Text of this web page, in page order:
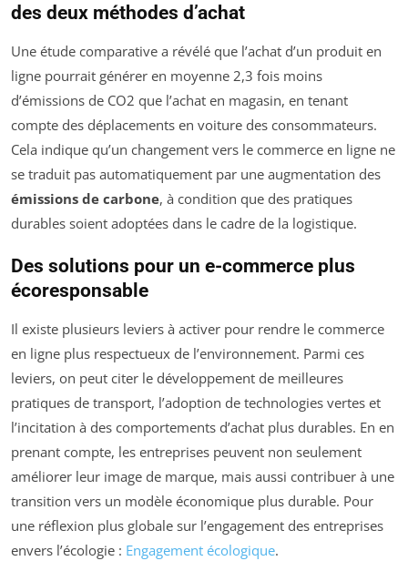
des deux méthodes d’achat
Une étude comparative a révélé que l’achat d’un produit en
ligne pourrait générer en moyenne 2,3 fois moins
d’émissions de CO2 que l’achat en magasin, en tenant
compte des déplacements en voiture des consommateurs.
Cela indique qu’un changement vers le commerce en ligne ne
se traduit pas automatiquement par une augmentation des
émissions de carbone, à condition que des pratiques
durables soient adoptées dans le cadre de la logistique.
Des solutions pour un e-commerce plus
écoresponsable
Il existe plusieurs leviers à activer pour rendre le commerce
en ligne plus respectueux de l’environnement. Parmi ces
leviers, on peut citer le développement de meilleures
pratiques de transport, l’adoption de technologies vertes et
l’incitation à des comportements d’achat plus durables. En en
prenant compte, les entreprises peuvent non seulement
améliorer leur image de marque, mais aussi contribuer à une
transition vers un modèle économique plus durable. Pour
une réflexion plus globale sur l’engagement des entreprises
envers l’écologie : Engagement écologique.